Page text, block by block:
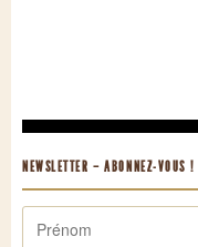
NEWSLETTER – ABONNEZ-VOUS !